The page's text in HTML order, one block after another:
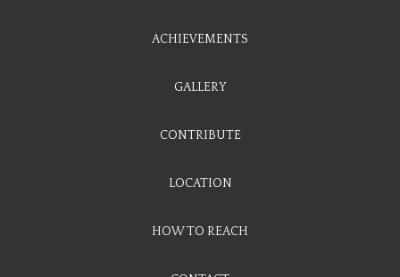
ACHIEVEMENTS
GALLERY
CONTRIBUTE
LOCATION
HOW TO REACH